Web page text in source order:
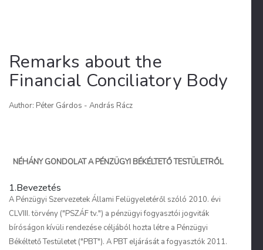
Remarks about the
Financial Conciliatory Body
Author: Péter Gárdos - András Rácz
NÉHÁNY GONDOLAT A PÉNZÜGYI BÉKÉLTETŐ TESTÜLETRŐL
1.Bevezetés
A Pénzügyi Szervezetek Állami Felügyeletéről szóló 2010. évi
CLVIII. törvény ("PSZÁF tv.") a pénzügyi fogyasztói jogviták
bíróságon kívüli rendezése céljából hozta létre a Pénzügyi
Békéltető Testületet ("PBT"). A PBT eljárását a fogyasztók 2011.